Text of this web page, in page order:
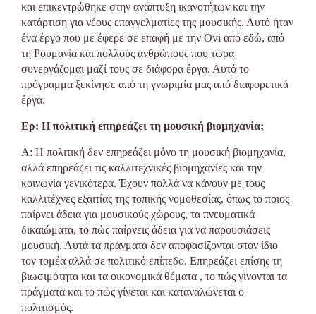
και επικεντρώθηκε στην ανάπτυξη ικανοτήτων και την
κατάρτιση για νέους επαγγελματίες της μουσικής. Αυτό ήταν
ένα έργο που με έφερε σε επαφή με την Ovi από εδώ, από
τη Ρουμανία και πολλούς ανθρώπους που τώρα
συνεργάζομαι μαζί τους σε διάφορα έργα. Αυτό το
πρόγραμμα ξεκίνησε από τη γνωριμία μας από διαφορετικά
έργα.
Ερ: Η πολιτική επηρεάζει τη μουσική βιομηχανία;
Α: Η πολιτική δεν επηρεάζει μόνο τη μουσική βιομηχανία,
αλλά επηρεάζει τις καλλιτεχνικές βιομηχανίες και την
κοινωνία γενικότερα. Έχουν πολλά να κάνουν με τους
καλλιτέχνες εξαιτίας της τοπικής νομοθεσίας, όπως το ποιος
παίρνει άδεια για μουσικούς χώρους, τα πνευματικά
δικαιώματα, το πώς παίρνεις άδεια για να παρουσιάσεις
μουσική. Αυτά τα πράγματα δεν αποφασίζονται στον ίδιο
τον τομέα αλλά σε πολιτικό επίπεδο. Επηρεάζει επίσης τη
βιωσιμότητα και τα οικονομικά θέματα , το πώς γίνονται τα
πράγματα και το πώς γίνεται και καταναλώνεται ο
πολιτισμός.